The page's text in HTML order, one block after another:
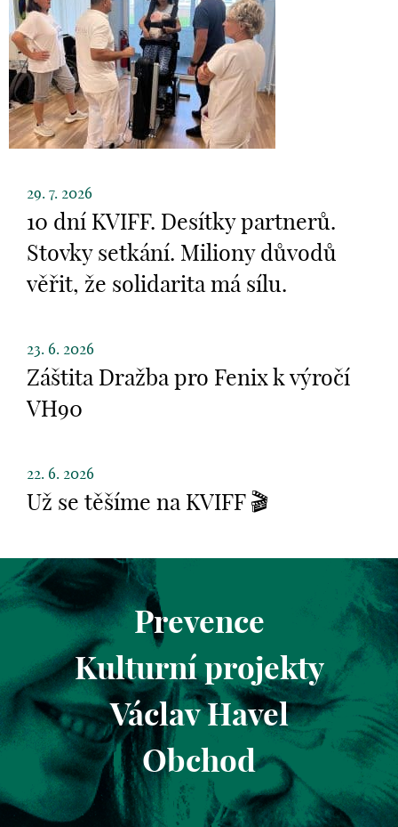
29. 7. 2026
10 dní KVIFF. Desítky partnerů.
Stovky setkání. Miliony důvodů
věřit, že solidarita má sílu.
23. 6. 2026
Záštita Dražba pro Fenix k výročí
VH90
22. 6. 2026
Už se těšíme na KVIFF 🎬
Prevence
Kulturní projekty
Václav Havel
Obchod